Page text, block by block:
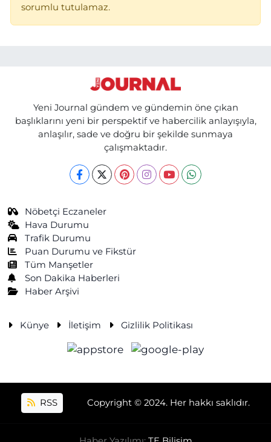
sorumlu tutulamaz.
Yeni Journal gündem ve gündemin öne çıkan
başlıklarını yeni bir perspektif ve habercilik anlayışıyla,
anlaşılır, sade ve doğru bir şekilde sunmaya
çalışmaktadır.
Nöbetçi Eczaneler
Hava Durumu
Trafik Durumu
Puan Durumu ve Fikstür
Tüm Manşetler
Son Dakika Haberleri
Haber Arşivi
Künye İletişim Gizlilik Politikası
RSS Copyright © 2024. Her hakkı saklıdır.